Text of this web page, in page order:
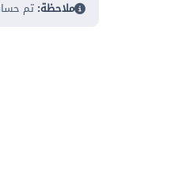
ملاحظة:تم